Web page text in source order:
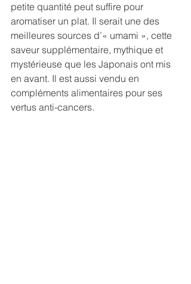
petite quantité peut suffire pour
aromatiser un plat. Il serait une des
meilleures sources d’« umami », cette
saveur supplémentaire, mythique et
mystérieuse que les Japonais ont mis
en avant. Il est aussi vendu en
compléments alimentaires pour ses
vertus anti-cancers.